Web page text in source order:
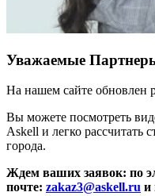
Уважаемые
На нашем сайте обновлен
Вы можете посмотреть
Askell и легко рассчитать
города.
Ждем ваших заявок: по
почте: zakaz3@askell.ru и